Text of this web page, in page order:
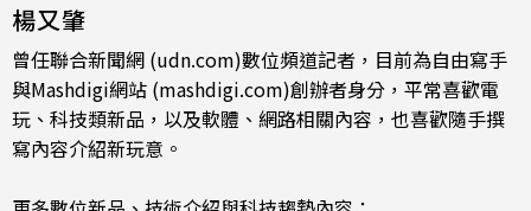
楊又肇
曾任聯合新聞網 (udn.com)數位頻道記者，目前為自由寫手
與Mashdigi網站 (mashdigi.com)創辦者身分，平常喜歡電
玩、科技類新品，以及軟體、網路相關內容，也喜歡隨手撰
寫內容介紹新玩意。